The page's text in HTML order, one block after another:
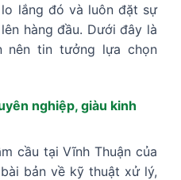
lắng đó và luôn đặt sự
hàng đầu. Dưới đây là
nên tin tưởng lựa chọn
nghiệp, giàu kinh
cầu tại Vĩnh Thuận của
bản về kỹ thuật xử lý,